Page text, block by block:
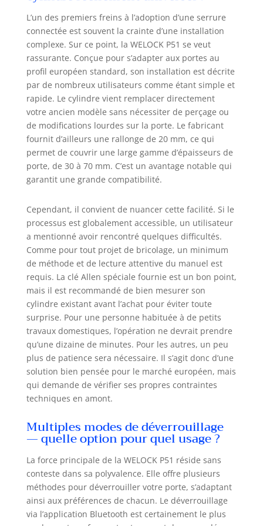
Android,avec l'welock APP,vous
pouvez ouvrir/fermer le cylindre
serrure connectée, faire des
réglages et des autorisations
Déverrouillage USB-C:Lorsque la
batterie est vide, elle peut
déverrouiller le serrure code via la
clé de rechange USB-C afin que la
clé USB-C ne prend pas en charge
la charge Télécommande WiFi en
option:déverrouillez la serrure
connectée via welock
app,contrôlez le serrure welock
depuis l'app welock à chaque fois
et partout où vous êtes.Record
Query,vous savez toujours qui
quand,la welock wifibox doit être
connectée à un réseau 2,4 GHz,
pas à un réseau 5 GHz, et doit être
utilisée dans une zone couverte
par le WiFi.Veuillez noter que la
WELOCK WIFIBOX3 doit être
achetée séparément Installation
facile en 5 minutes du serrure
connectée: remplacez uniquement
le cylindre de serrure sans
changer le corps de serrure
d'origine, terminez l'installation
vous-même sans perçage en 5
minutes Compatibilité universelle
du Smart Lock:La distance entre le
centre du trou de serrure et le
ou égale à 40 mm;Cylindre de
serrure intelligente réglable,et
convient à différentes épaisseurs
de portes entre 30 et 70mm
Dimensions des cylindre serrure à
code:serrure électronique
taille:réglable de 27.5mm à
42.5mm à l'extérieur et de 27.5 à
47.5mm à l'intérieur.Extension de
L’un des premiers freins à l’adoption d’une serrure
connectée est souvent la crainte d’une installation
complexe. Sur ce point, la WELOCK P51 se veut
rassurante. Conçue pour s’adapter aux portes au
profil européen standard, son installation est décrite
par de nombreux utilisateurs comme étant simple et
rapide. Le cylindre vient remplacer directement
votre ancien modèle sans nécessiter de perçage ou
de modifications lourdes sur la porte. Le fabricant
fournit d’ailleurs une rallonge de 20 mm, ce qui
permet de couvrir une large gamme d’épaisseurs de
porte, de 30 à 70 mm. C’est un avantage notable qui
garantit une grande compatibilité.
Cependant, il convient de nuancer cette facilité. Si le
processus est globalement accessible, un utilisateur
a mentionné avoir rencontré quelques difficultés.
Comme pour tout projet de bricolage, un minimum
de méthode et de lecture attentive du manuel est
requis. La clé Allen spéciale fournie est un bon point,
mais il est recommandé de bien mesurer son
cylindre existant avant l’achat pour éviter toute
surprise. Pour une personne habituée à de petits
travaux domestiques, l’opération ne devrait prendre
qu’une dizaine de minutes. Pour les autres, un peu
plus de patience sera nécessaire. Il s’agit donc d’une
solution bien pensée pour le marché européen, mais
qui demande de vérifier ses propres contraintes
techniques en amont.
Multiples modes de déverrouillage
— quelle option pour quel usage ?
La force principale de la WELOCK P51 réside sans
conteste dans sa polyvalence. Elle offre plusieurs
méthodes pour déverrouiller votre porte, s’adaptant
ainsi aux préférences de chacun. Le déverrouillage
via l’application Bluetooth est certainement le plus